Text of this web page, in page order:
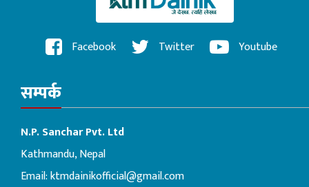
Facebook Twitter Youtube
सम्पर्क
N.P. Sanchar Pvt. Ltd
Kathmandu, Nepal
Email:ktmdainikofficial@gmail.com